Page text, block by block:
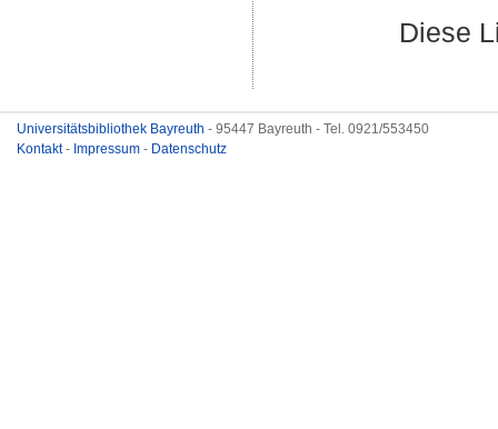
Diese
Universitätsbibliothek Bayreuth - 95447 Bayreuth - Tel. 0921/553450
Kontakt- Impressum - Datenschutz